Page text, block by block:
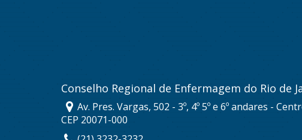
Conselho Regional de Enfermagem do Rio de
Av. Pres. Vargas, 502 - 3º, 4º 5º e 6º andares -
CEP 20071-000